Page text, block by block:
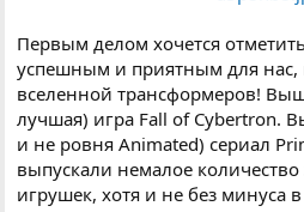
я
Первым делом хочется
успешным и приятным для нас,
вселенной трансформеров!
лучшая) игра Fall of Cybertron.
и не ровня Animated) сериал
выпускали немалое
игрушек, хотя и не без минуса